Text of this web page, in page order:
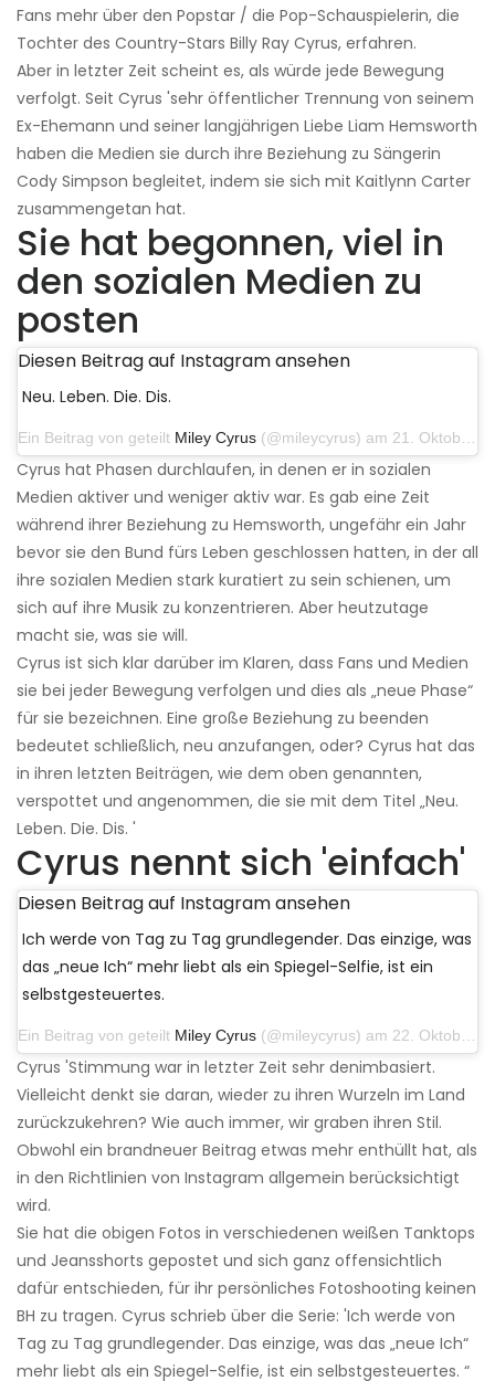
Fans mehr über den Popstar / die Pop-Schauspielerin, die
Tochter des Country-Stars Billy Ray Cyrus, erfahren.
Aber in letzter Zeit scheint es, als würde jede Bewegung
verfolgt. Seit Cyrus 'sehr öffentlicher Trennung von seinem
Ex-Ehemann und seiner langjährigen Liebe Liam Hemsworth
haben die Medien sie durch ihre Beziehung zu Sängerin
Cody Simpson begleitet, indem sie sich mit Kaitlynn Carter
zusammengetan hat.
Sie hat begonnen, viel in
den sozialen Medien zu
posten
Diesen Beitrag auf Instagram ansehen
Neu. Leben. Die. Dis.
Ein Beitrag von geteilt Miley Cyrus (@mileycyrus) am 21. Oktober 2019 um 12:31 Uhr PDT
Cyrus hat Phasen durchlaufen, in denen er in sozialen
Medien aktiver und weniger aktiv war. Es gab eine Zeit
während ihrer Beziehung zu Hemsworth, ungefähr ein Jahr
bevor sie den Bund fürs Leben geschlossen hatten, in der all
ihre sozialen Medien stark kuratiert zu sein schienen, um
sich auf ihre Musik zu konzentrieren. Aber heutzutage
macht sie, was sie will.
Cyrus ist sich klar darüber im Klaren, dass Fans und Medien
sie bei jeder Bewegung verfolgen und dies als „neue Phase“
für sie bezeichnen. Eine große Beziehung zu beenden
bedeutet schließlich, neu anzufangen, oder? Cyrus hat das
in ihren letzten Beiträgen, wie dem oben genannten,
verspottet und angenommen, die sie mit dem Titel „Neu.
Leben. Die. Dis. '
Cyrus nennt sich 'einfach'
Diesen Beitrag auf Instagram ansehen
Ich werde von Tag zu Tag grundlegender. Das einzige, was
das „neue Ich“ mehr liebt als ein Spiegel-Selfie, ist ein
selbstgesteuertes.
Ein Beitrag von geteilt Miley Cyrus (@mileycyrus) am 22. Oktober 2019 um 11:39 Uhr PDT
Cyrus 'Stimmung war in letzter Zeit sehr denimbasiert.
Vielleicht denkt sie daran, wieder zu ihren Wurzeln im Land
zurückzukehren? Wie auch immer, wir graben ihren Stil.
Obwohl ein brandneuer Beitrag etwas mehr enthüllt hat, als
in den Richtlinien von Instagram allgemein berücksichtigt
wird.
Sie hat die obigen Fotos in verschiedenen weißen Tanktops
und Jeansshorts gepostet und sich ganz offensichtlich
dafür entschieden, für ihr persönliches Fotoshooting keinen
BH zu tragen. Cyrus schrieb über die Serie: 'Ich werde von
Tag zu Tag grundlegender. Das einzige, was das „neue Ich“
mehr liebt als ein Spiegel-Selfie, ist ein selbstgesteuertes. “